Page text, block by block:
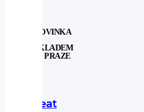
Seat
NOVINKA
SKLADEM
V PRAZE